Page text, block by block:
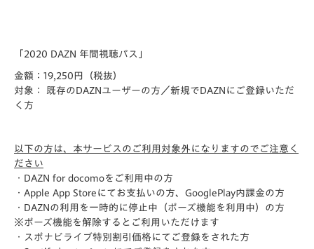
「2020 DAZN 年間視聴パス」
金額：19,250円（税抜）
対象： 既存のDAZNユーザーの方／新規でDAZNにご登録いただ
く方
以下の方は、本サービスのご利用対象外になりますのでご注意く
ださい
・DAZN for docomoをご利用中の方
・Apple App Storeにてお支払いの方、GooglePlay内課金の方
・DAZNの利用を一時的に停止中（ポーズ機能を利用中）の方
※ポーズ機能を解除するとご利用いただけます
・スポナビライブ特別割引価格にてご登録をされた方